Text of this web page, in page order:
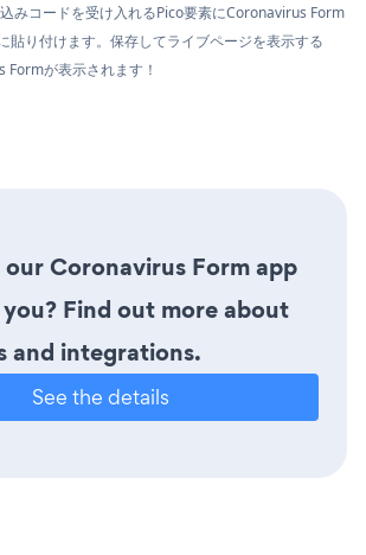
みコードを受け入れるPico要素にCoronavirus Form
貼り付けます。保存してライブページを表示する
Formが表示されます！
Coronavirus Form app
Find out more about
and integrations.
See the details